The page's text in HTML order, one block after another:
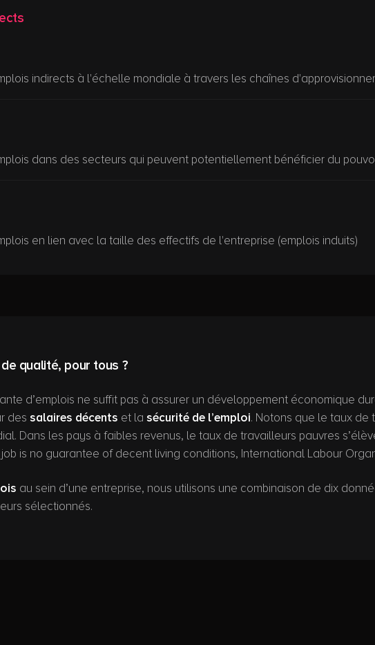
indirects à l'échelle mondiale à travers les chaînes
dans des secteurs qui peuvent potentiellement bénéficier du
en lien avec la taille des effectifs de l'entreprise (emplois induits)
qualité, pour tous ?
d’emplois ne suffit pas à assurer un développement économique
des salaires décents et la sécurité de l’emploi. Notons que le taux de
Dans les pays à faibles revenus, le taux de travailleurs pauvres
is no guarantee of decent living conditions, International Labour
au sein d’une entreprise, nous utilisons une combinaison de dix
sélectionnés.